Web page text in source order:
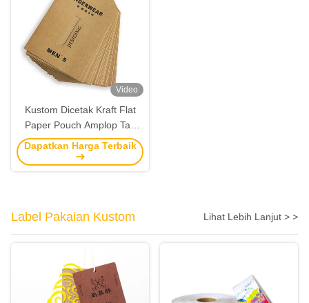
Video
Kustom Dicetak Kraft Flat
Paper Pouch Amplop Tas
Paket Jendela Pakaian
Dapatkan Harga Terbaik
Label Pakaian Kustom Lihat Lebih Lanjut > >